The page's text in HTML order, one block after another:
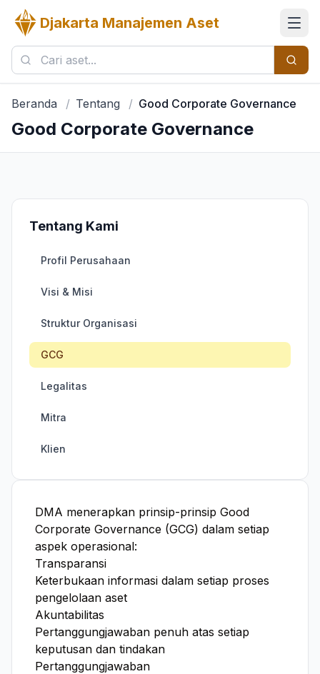
Djakarta Manajemen Aset
Beranda / Tentang / Good Corporate Governance
Good Corporate Governance
Tentang Kami
Profil Perusahaan
Visi & Misi
Struktur Organisasi
GCG
Legalitas
Mitra
Klien
DMA menerapkan prinsip-prinsip Good
Corporate Governance (GCG) dalam setiap
aspek operasional:
Transparansi
Keterbukaan informasi dalam setiap proses
pengelolaan aset
Akuntabilitas
Pertanggungjawaban penuh atas setiap
keputusan dan tindakan
Pertanggungjawaban